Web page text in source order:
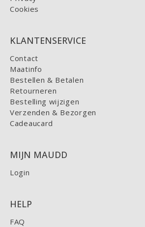
Cookies
KLANTENSERVICE
Contact
Maatinfo
Bestellen & Betalen
Retourneren
Bestelling wijzigen
Verzenden & Bezorgen
Cadeaucard
MIJN MAUDD
Login
HELP
FAQ